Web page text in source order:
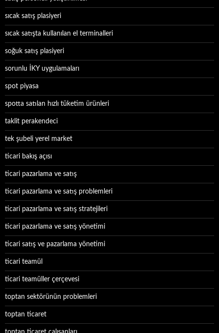
sıcak satış plasiyeri
sıcak satışta kullanılan el terminalleri
soğuk satış plasiyeri
sorunlu İKY uygulamaları
spot piyasa
spotta satılan hızlı tüketim ürünleri
taklit perakendeci
tek şubeli yerel market
ticari bakış açısı
ticari pazarlama ve satış
ticari pazarlama ve satış problemleri
ticari pazarlama ve satış stratejileri
ticari pazarlama ve satış yönetimi
ticari satış ve pazarlama yönetimi
ticari teamül
ticari teamüller çerçevesi
toptan sektörünün problemleri
toptan ticaret